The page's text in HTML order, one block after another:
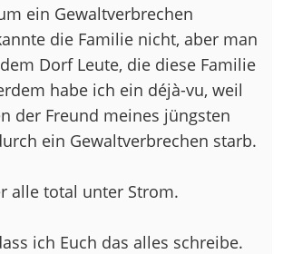
ein Gewaltverbrechen
die Familie nicht, aber man
Dorf Leute, die diese Familie
habe ich ein déjà-vu, weil
der Freund meines jüngsten
ein Gewaltverbrechen starb.
alle total unter Strom.
ich Euch das alles schreibe.